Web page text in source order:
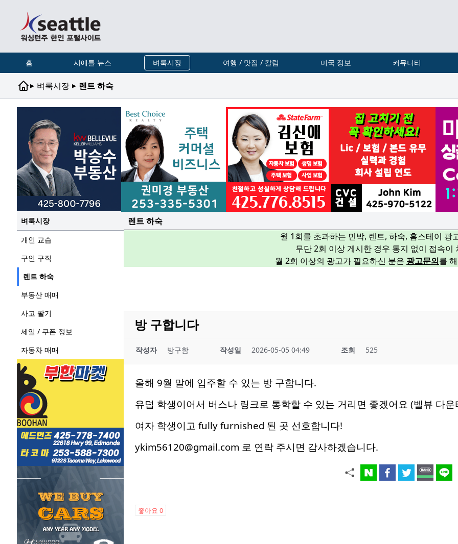
홈 시애틀 뉴스 벼룩시장 여행 / 맛집 / 칼럼 미국 정보 커뮤니티
▸ 벼룩시장 ▸ 렌트 하숙
벼룩시장
개인 교습
구인 구직
렌트 하숙
부동산 매매
사고 팔기
세일 / 쿠폰 정보
자동차 매매
렌트 하숙
월 1회를 초과하는 민박, 렌트, 하숙, 홈스테이 광
무단 2회 이상 게시한 경우 통지 없이 접속이
월 2회 이상의 광고가 필요하신 분은 광고문의를
방 구합니다
작성자 방구함 작성일 2026-05-05 04:49 조회 525
올해 9월 말에 입주할 수 있는 방 구합니다.
유덥 학생이어서 버스나 링크로 통학할 수 있는 거리면 좋겠어요 (벨뷰 다
여자 학생이고 fully furnished 된 곳 선호합니다!
ykim56120@gmail.com 로 연락 주시면 감사하겠습니다.
좋아요 0